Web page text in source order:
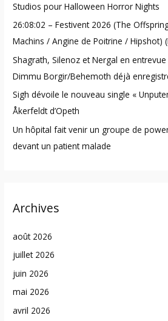
o
r
:
Studios pour Halloween Horror Nights
26:08:02 – Festivent 2026 (The
Machins / Angine de Poitrine / Hipshot)
Shagrath, Silenoz et Nergal en
Dimmu Borgir/Behemoth déjà
Sigh dévoile le nouveau single «
Åkerfeldt d’Opeth
Un hôpital fait venir un groupe de
devant un patient malade
Archives
août 2026
juillet 2026
juin 2026
mai 2026
avril 2026